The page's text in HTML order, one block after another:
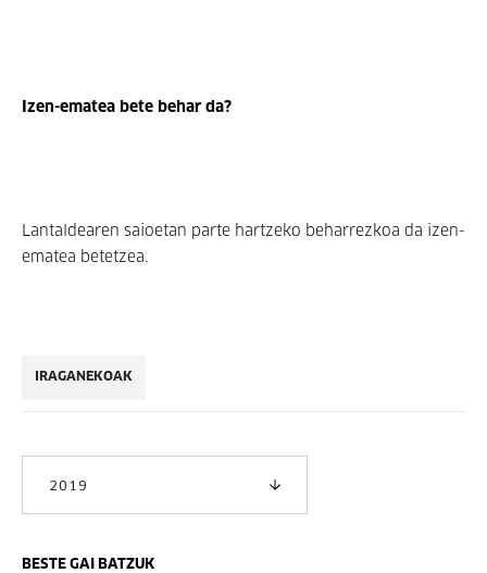
Izen-ematea bete behar da?
Lantaldearen saioetan parte hartzeko beharrezkoa da izen-
ematea betetzea.
IRAGANEKOAK
2019
BESTE GAI BATZUK